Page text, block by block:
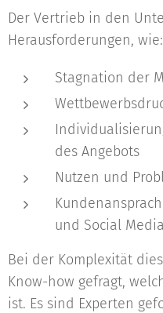
Der Vertrieb in den
Herausforderungen, wie:
Stagnation der
des Angebots
Nutzen und
und Social Media
Bei der Komplexität
Know-how gefragt,
ist. Es sind Experten